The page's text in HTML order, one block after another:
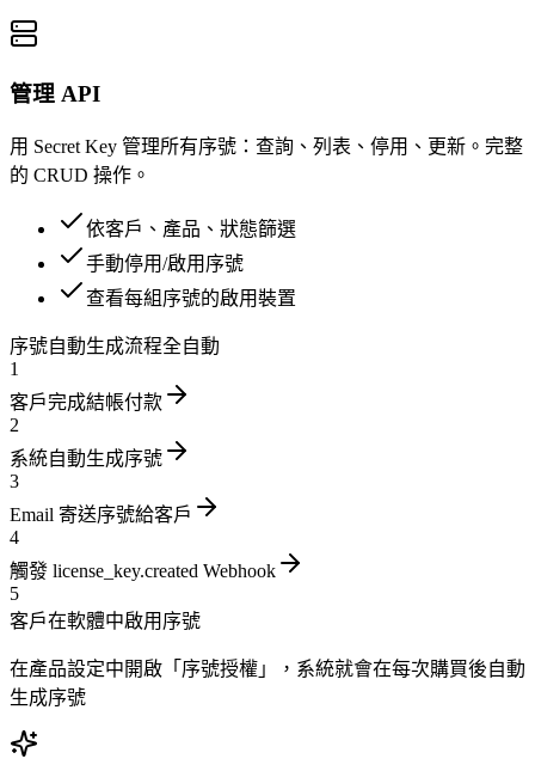
管理 API
用 Secret Key 管理所有序號：查詢、列表、停用、更新。完整
的 CRUD 操作。
依客戶、產品、狀態篩選
手動停用/啟用序號
查看每組序號的啟用裝置
序號自動生成流程全自動
1
客戶完成結帳付款
2
系統自動生成序號
3
Email 寄送序號給客戶
4
觸發 license_key.created Webhook
5
客戶在軟體中啟用序號
在產品設定中開啟「序號授權」，系統就會在每次購買後自動
生成序號